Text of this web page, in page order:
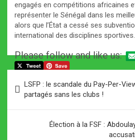
engagés en compétitions africaines
représenter le Sénégal dans les
alors que l’État a cessé ses
international des disciplines sportives.
Please follow and like us:
de
l’article
LSFP : le scandale du Pay-Per-
partagés sans les clubs !
Élection à la FSF :